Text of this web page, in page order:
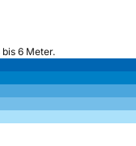
6 Meter.